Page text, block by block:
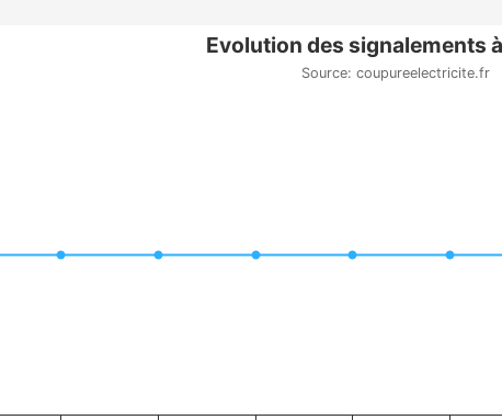
Evolution des signalements
Source: coupureelectricite.fr